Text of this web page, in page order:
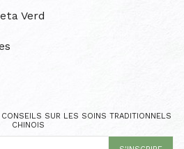
Verd
SUR LES SOINS TRADITIONNELS
CHINOIS